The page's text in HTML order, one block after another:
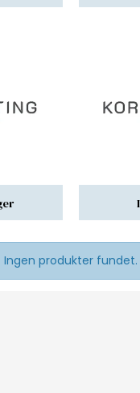
Ingen produkter fundet.